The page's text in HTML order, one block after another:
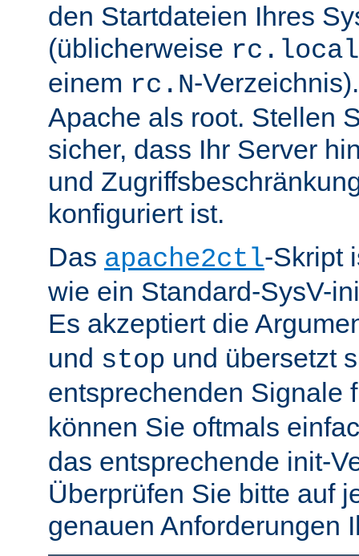
den Startdateien Ihres
(üblicherweise rc.local
einem rc.N-
Apache als root. Stellen
sicher, dass Ihr Server
und
konfiguriert ist.
Das apache2ctl-Skript
wie ein Standard-SysV-
Es akzeptiert die
und stop und übersetzt
entsprechenden Signale
können Sie oftmals
das entsprechende init-
Überprüfen Sie bitte auf
genauen Anforderungen